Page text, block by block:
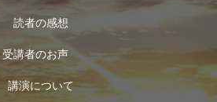
読者の感想
受講者のお声
講演について